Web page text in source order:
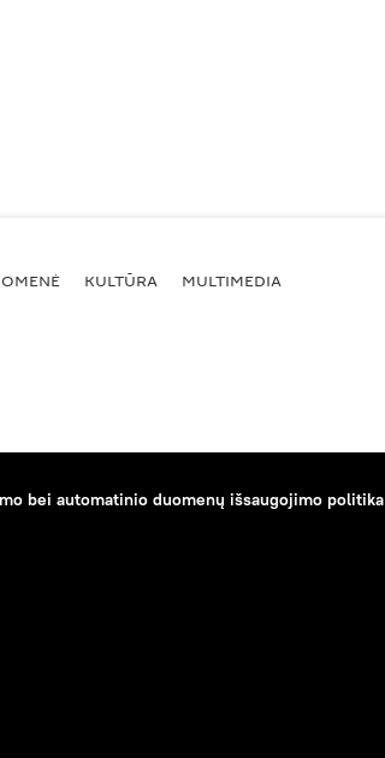
KULTŪRA MULTIMEDIA
bei automatinio duomenų išsaugojimo politika